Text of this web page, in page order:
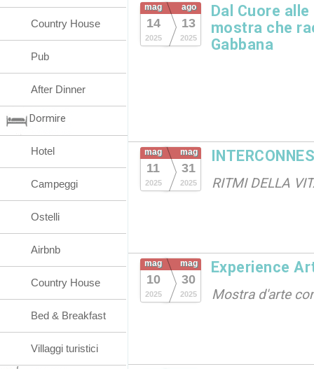
mag
14
2025
ago
13
2025
Dal Cuore
mostra che
Gabbana
mag
11
2025
mag
31
2025 RITMI DELLA
mag
10
2025
mag
30
2025
Experience
Mostra d'arte
Country House
Pub
After Dinner
Dormire
Hotel
Campeggi
Ostelli
Airbnb
Country House
Bed & Breakfast
Villaggi turistici